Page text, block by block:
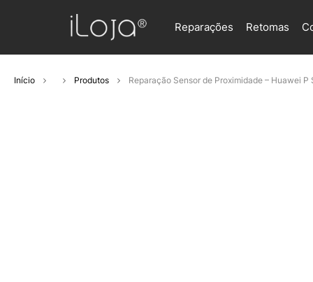
Reparações Retomas
Início Produtos Reparação Sensor de Proximidade – Huawei P